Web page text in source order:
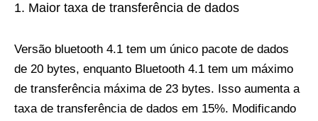
Maior taxa de transferência de dados
Versão bluetooth 4.1 tem um único pacote de dados
de 20 bytes, enquanto Bluetooth 4.1 tem um máximo
de transferência máxima de 23 bytes. Isso aumenta a
taxa de transferência de dados em 15%. Modificando